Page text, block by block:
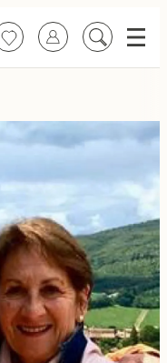
FavoritterLogg inn
Søk
Meny